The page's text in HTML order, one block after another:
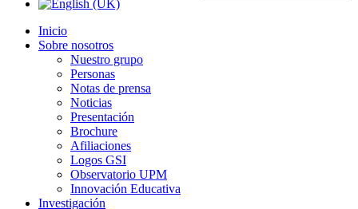
Inicio
Sobre nosotros
Nuestro grupo
Personas
Notas de prensa
Noticias
Presentación
Brochure
Afiliaciones
Logos GSI
Observatorio UPM
Innovación Educativa
Investigación